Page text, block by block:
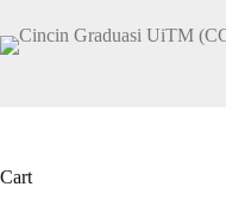
content
Cart